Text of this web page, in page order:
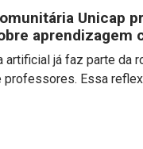
Unicap
aprendizagem
artificial já faz parte da
professores. Essa